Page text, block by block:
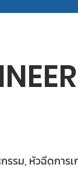
รม, หัวฉีดการเ